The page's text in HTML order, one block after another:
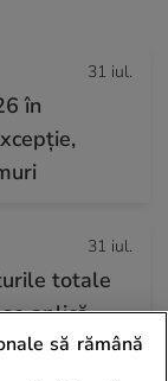
31 iul.
în
31 iul.
totale
aplică
să rămână